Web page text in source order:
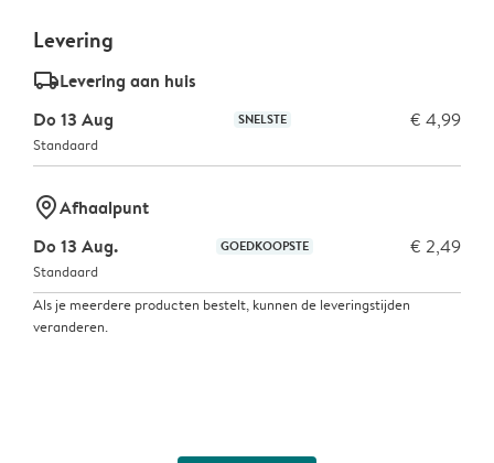
Levering
delivery_standard_v2Levering aan huis
Do 13 Aug
SNELSTE € 4,99
Standaard
marker-pinAfhaalpunt
Do 13 Aug.
GOEDKOOPSTE € 2,49
Standaard
Als je meerdere producten bestelt, kunnen de leveringstijden
veranderen.